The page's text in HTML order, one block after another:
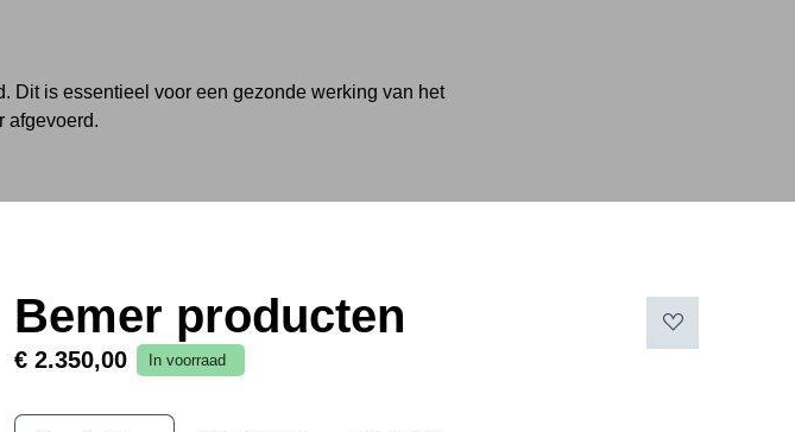
Dit is essentieel voor een gezonde werking van het
afgevoerd.
Bemer producten
€ 2.350,00 In voorraad